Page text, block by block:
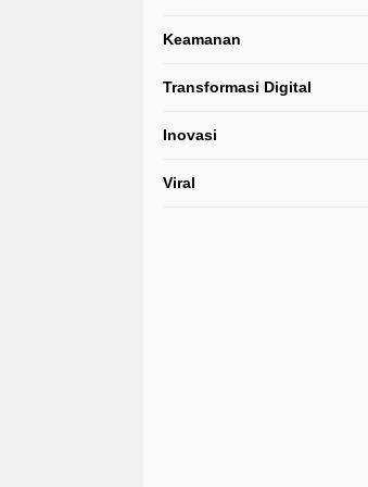
Keamanan
Transformasi Digital
Inovasi
Viral